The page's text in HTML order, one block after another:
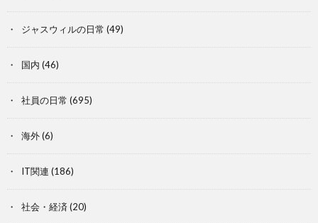
ジャスウィルの日常 (49)
国内 (46)
社員の日常 (695)
海外(6)
IT関連 (186)
社会・経済 (20)